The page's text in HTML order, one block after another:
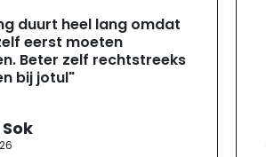
duurt heel lang omdat
eerst moeten
Beter zelf rechtstreeks
bij jotul"